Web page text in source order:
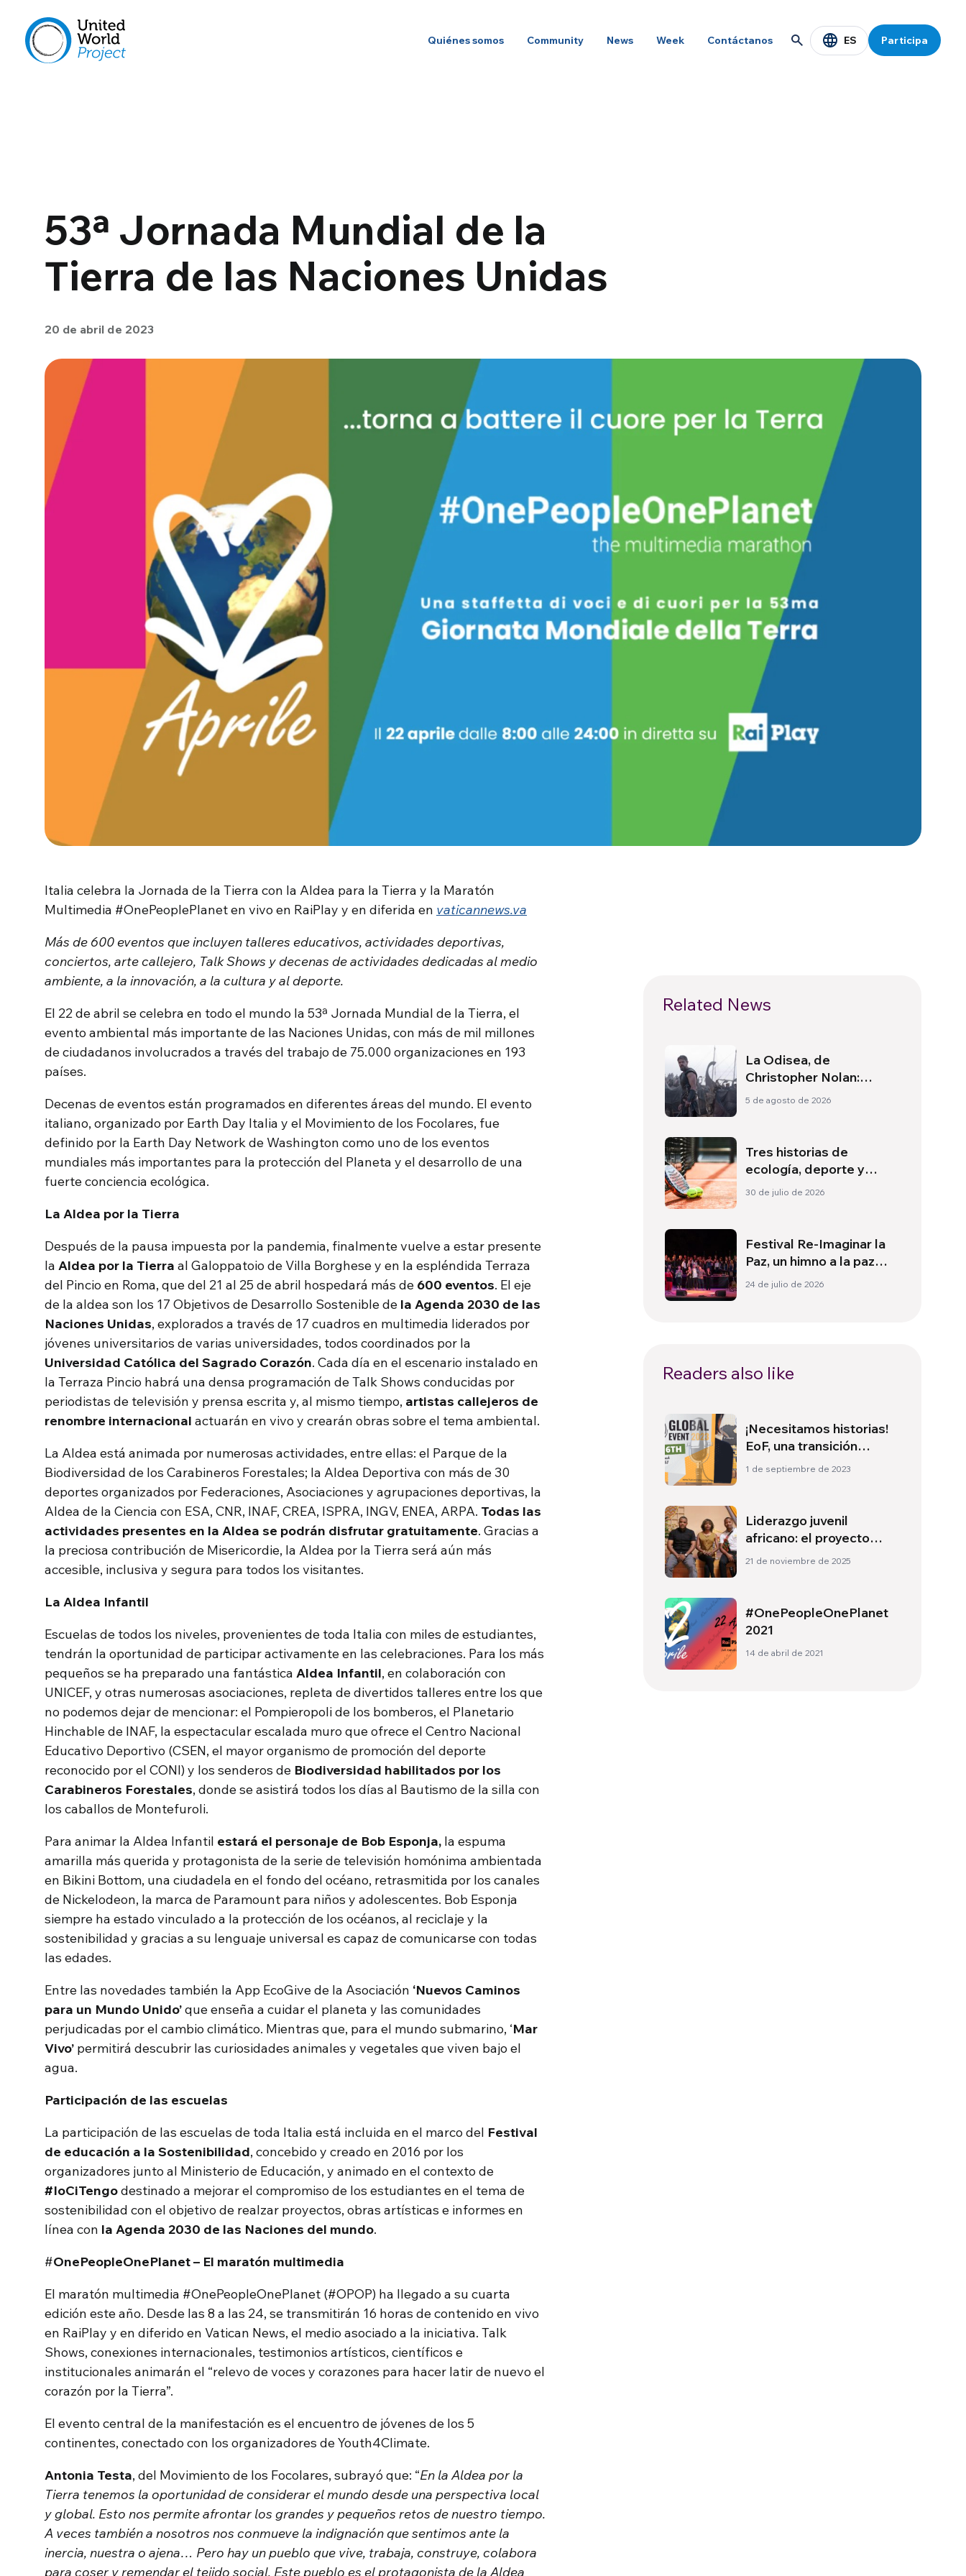
Quiénes somos Community News Week Contáctanos ES Participa
53ª Jornada Mundial de la
Tierra de las Naciones Unidas
20 de abril de 2023
Italia celebra la Jornada de la Tierra con la Aldea para la Tierra y la Maratón
Multimedia #OnePeoplePlanet en vivo en RaiPlay y en diferida en vaticannews.va
Más de 600 eventos que incluyen talleres educativos, actividades deportivas,
conciertos, arte callejero, Talk Shows y decenas de actividades dedicadas al medio
ambiente, a la innovación, a la cultura y al deporte.
El 22 de abril se celebra en todo el mundo la 53ª Jornada Mundial de la Tierra, el
evento ambiental más importante de las Naciones Unidas, con más de mil millones
de ciudadanos involucrados a través del trabajo de 75.000 organizaciones en 193
países.
Decenas de eventos están programados en diferentes áreas del mundo. El evento
italiano, organizado por Earth Day Italia y el Movimiento de los Focolares, fue
definido por la Earth Day Network de Washington como uno de los eventos
mundiales más importantes para la protección del Planeta y el desarrollo de una
fuerte conciencia ecológica.
La Aldea por la Tierra
Después de la pausa impuesta por la pandemia, finalmente vuelve a estar presente
la Aldea por la Tierra al Galoppatoio de Villa Borghese y en la espléndida Terraza
del Pincio en Roma, que del 21 al 25 de abril hospedará más de 600 eventos. El eje
de la aldea son los 17 Objetivos de Desarrollo Sostenible de la Agenda 2030 de las
Naciones Unidas, explorados a través de 17 cuadros en multimedia liderados por
jóvenes universitarios de varias universidades, todos coordinados por la
Universidad Católica del Sagrado Corazón. Cada día en el escenario instalado en
la Terraza Pincio habrá una densa programación de Talk Shows conducidas por
periodistas de televisión y prensa escrita y, al mismo tiempo, artistas callejeros de
renombre internacional actuarán en vivo y crearán obras sobre el tema ambiental.
La Aldea está animada por numerosas actividades, entre ellas: el Parque de la
Biodiversidad de los Carabineros Forestales; la Aldea Deportiva con más de 30
deportes organizados por Federaciones, Asociaciones y agrupaciones deportivas, la
Aldea de la Ciencia con ESA, CNR, INAF, CREA, ISPRA, INGV, ENEA, ARPA. Todas las
actividades presentes en la Aldea se podrán disfrutar gratuitamente. Gracias a
la preciosa contribución de Misericordie, la Aldea por la Tierra será aún más
accesible, inclusiva y segura para todos los visitantes.
La Aldea Infantil
Escuelas de todos los niveles, provenientes de toda Italia con miles de estudiantes,
tendrán la oportunidad de participar activamente en las celebraciones. Para los más
pequeños se ha preparado una fantástica Aldea Infantil, en colaboración con
UNICEF, y otras numerosas asociaciones, repleta de divertidos talleres entre los que
no podemos dejar de mencionar: el Pompieropoli de los bomberos, el Planetario
Hinchable de INAF, la espectacular escalada muro que ofrece el Centro Nacional
Educativo Deportivo (CSEN, el mayor organismo de promoción del deporte
reconocido por el CONI) y los senderos de Biodiversidad habilitados por los
Carabineros Forestales, donde se asistirá todos los días al Bautismo de la silla con
los caballos de Montefuroli.
Para animar la Aldea Infantil estará el personaje de Bob Esponja, la espuma
amarilla más querida y protagonista de la serie de televisión homónima ambientada
en Bikini Bottom, una ciudadela en el fondo del océano, retrasmitida por los canales
de Nickelodeon, la marca de Paramount para niños y adolescentes. Bob Esponja
siempre ha estado vinculado a la protección de los océanos, al reciclaje y la
sostenibilidad y gracias a su lenguaje universal es capaz de comunicarse con todas
las edades.
Entre las novedades también la App EcoGive de la Asociación ‘Nuevos Caminos
para un Mundo Unido’que enseña a cuidar el planeta y las comunidades
perjudicadas por el cambio climático. Mientras que, para el mundo submarino, ‘Mar
Vivo’ permitirá descubrir las curiosidades animales y vegetales que viven bajo el
agua.
Participación de las escuelas
La participación de las escuelas de toda Italia está incluida en el marco del Festival
de educación a la Sostenibilidad, concebido y creado en 2016 por los
organizadores junto al Ministerio de Educación, y animado en el contexto de
#IoCiTengodestinado a mejorar el compromiso de los estudiantes en el tema de
sostenibilidad con el objetivo de realzar proyectos, obras artísticas e informes en
línea con la Agenda 2030 de las Naciones del mundo.
#OnePeopleOnePlanet – El maratón multimedia
El maratón multimedia #OnePeopleOnePlanet (#OPOP) ha llegado a su cuarta
edición este año. Desde las 8 a las 24, se transmitirán 16 horas de contenido en vivo
en RaiPlay y en diferido en Vatican News, el medio asociado a la iniciativa. Talk
Shows, conexiones internacionales, testimonios artísticos, científicos e
institucionales animarán el “relevo de voces y corazones para hacer latir de nuevo el
corazón por la Tierra”.
El evento central de la manifestación es el encuentro de jóvenes de los 5
continentes, conectado con los organizadores de Youth4Climate.
Antonia Testa, del Movimiento de los Focolares, subrayó que: “En la Aldea por la
Tierra tenemos la oportunidad de considerar el mundo desde una perspectiva local
y global. Esto nos permite afrontar los grandes y pequeños retos de nuestro tiempo.
A veces también a nosotros nos conmueve la indignación que sentimos ante la
inercia, nuestra o ajena… Pero hay un pueblo que vive, trabaja, construye, colabora
para coser y remendar el tejido social. Este pueblo es el protagonista de la Aldea
Related News
La Odisea, de
Christopher Nolan:
Ulises y la necesidad de
5 de agosto de 2026
Tres historias de
ecología, deporte y
salud en Sudamérica
30 de julio de 2026
Festival Re-Imaginar la
Paz, un himno a la paz
desde Florencia
24 de julio de 2026
Readers also like
¡Necesitamos historias!
EoF, una transición
económica que busca
1 de septiembre de 2023
Liderazgo juvenil
africano: el proyecto
Together For a New
continente
21 de noviembre de 2025
#OnePeopleOnePlanet
2021
14 de abril de 2021